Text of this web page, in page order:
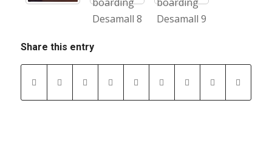
Share this entry